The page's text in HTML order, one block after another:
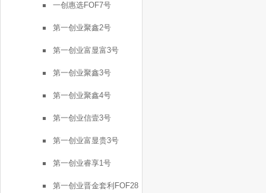
一创惠选FOF7号
第一创业聚鑫2号
第一创业富显富3号
第一创业聚鑫3号
第一创业聚鑫4号
第一创业信壹3号
第一创业富显贵3号
第一创业睿享1号
第一创业晋金套利FOF28